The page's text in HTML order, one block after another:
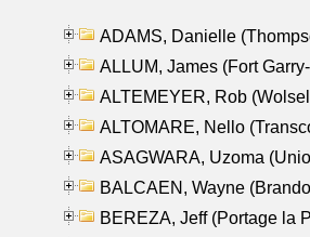
ADAMS, Danielle
ALLUM, James (Fort
ALTEMEYER, Rob
ALTOMARE, Nello
ASAGWARA, Uzoma
BALCAEN, Wayne
BEREZA, Jeff (Portage la